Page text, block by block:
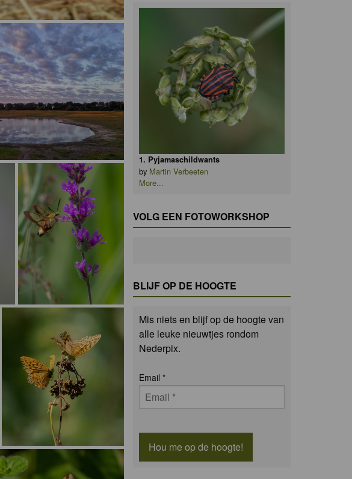
1. Pyjamaschildwants
by Martin Verbeeten
More...
VOLG EEN FOTOWORKSHOP
BLIJF OP DE HOOGTE
Mis niets en blijf op de hoogte van
alle leuke nieuwtjes rondom
Nederpix.
Email *
Hou me op de hoogte!